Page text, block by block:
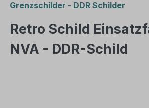
Grenzschilder - DDR Schilder
Retro Schild
NVA - DDR-Schild